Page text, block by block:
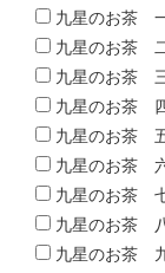
九星のお茶
九星のお茶
九星のお茶
九星のお茶
九星のお茶
九星のお茶
九星のお茶
九星のお茶
九星のお茶